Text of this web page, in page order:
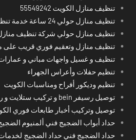
تنظيف منازل الكويت 55549242
تنظيف منازل حولي 24 ساعة خدمة تنظيف المساجد في حولي
تنظيف منازل حولي شركة تنظيف
تنظيف منازل وتعقيم فوري قريب على
تنظيف و غسيل واجهات مباني و عمارات
تنظيم حفلات وأعراس الجهراء
تنظيم وديكور أفراح ومناسبات الكويت
توصيل رسيفر bein و تركيب ستلايت و رسيفرات في الكويت
توصيل وتركيب أخبار طابعات فوري
حداد أبواب الضجيج فني ألمنيوم
حداد الضجيج فني حداد الضجيج